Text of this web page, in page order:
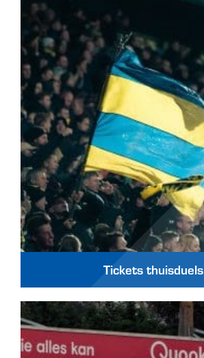
Tickets thuisduels